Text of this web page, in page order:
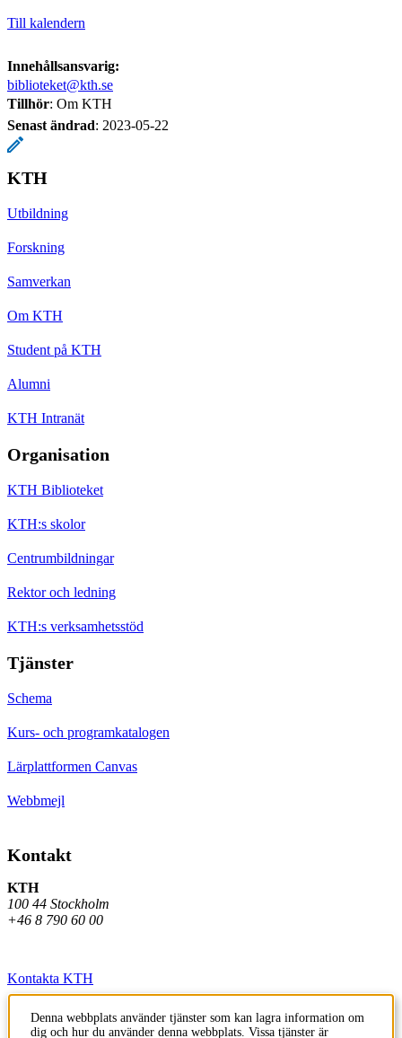
Till kalendern
Innehållsansvarig:
biblioteket@kth.se
Tillhör: Om KTH
Senast ändrad: 2023-05-22
KTH
Utbildning
Forskning
Samverkan
Om KTH
Student på KTH
Alumni
KTH Intranät
Organisation
KTH Biblioteket
KTH:s skolor
Centrumbildningar
Rektor och ledning
KTH:s verksamhetsstöd
Tjänster
Schema
Kurs- och programkatalogen
Lärplattformen Canvas
Webbmejl
Kontakt
KTH
100 44 Stockholm
+46 8 790 60 00
Kontakta KTH
Jobba på KTH
Denna webbplats använder tjänster som kan lagra information om
dig och hur du använder denna webbplats. Vissa tjänster är